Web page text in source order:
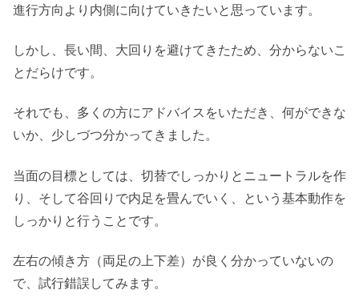
進行方向より内側に向けていきたいと思っています。
しかし、長い間、大回りを避けてきたため、分からないこ
とだらけです。
それでも、多くの方にアドバイスをいただき、何ができな
いか、少しづつ分かってきました。
当面の目標としては、切替でしっかりとニュートラルを作
り、そして谷回りで内足を畳んでいく、という基本動作を
しっかりと行うことです。
左右の傾き方（両足の上下差）が良く分かっていないの
で、試行錯誤してみます。